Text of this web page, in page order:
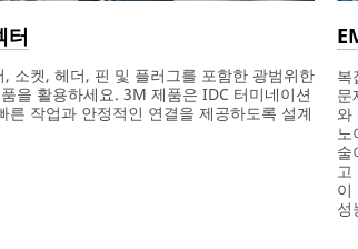
터
, 소켓, 헤더, 핀 및 플러그를 포함한 광범위한
을 활용하세요. 3M 제품은 IDC 터미네이션
른 작업과 안정적인 연결을 제공하도록 설계
복
문
와
술
이
성